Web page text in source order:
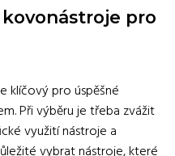
pro
klíčový pro úspěšné
Při výběru je třeba zvážit
využití nástroje a